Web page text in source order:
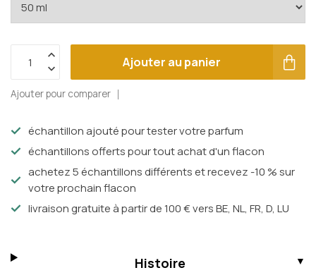
Ajouter au panier
Ajouter pour comparer
échantillon ajouté pour tester votre parfum
échantillons offerts pour tout achat d'un flacon
achetez 5 échantillons différents et recevez -10 % sur
votre prochain flacon
livraison gratuite à partir de 100 € vers BE, NL, FR, D, LU
Histoire